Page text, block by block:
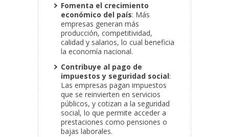
Fomenta el crecimiento
económico del país: Más
empresas generan más
producción, competitividad,
calidad y salarios, lo cual beneficia
la economía nacional.
Contribuye al pago de
impuestos y seguridad social:
Las empresas pagan impuestos
que se reinvierten en servicios
públicos, y cotizan a la seguridad
social, lo que permite acceder a
prestaciones como pensiones o
bajas laborales.